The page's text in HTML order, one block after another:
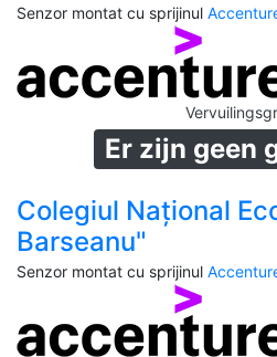
Senzor montat cu sprijinul
Er zijn geen
Colegiul Național
Barseanu"
Senzor montat cu sprijinul